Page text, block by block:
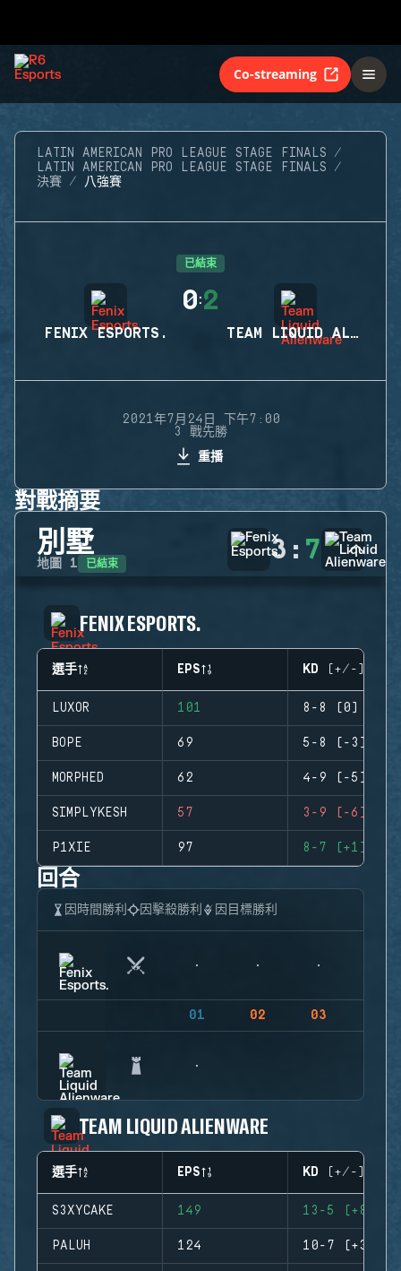
Co-streaming
LATIN AMERICAN PRO LEAGUE STAGE FINALS
LATIN AMERICAN PRO LEAGUE STAGE FINALS
決賽
八強賽
已結束
FENIX ESPORTS.
0:2
TEAM LIQUID ALIENWARE
2021年7月24日 下午7:00
3 戰先勝
重播
對戰摘要
別墅
地圖 1 已結束 3 : 7
FENIX ESPORTS.
選手 EPS KD (+/-)
LUXOR 101 8-8 (0)
BOPE 69 5-8 (-3)
MORPHED 62 4-9 (-5)
SIMPLYKESH 57 3-9 (-6)
P1XIE 97 8-7 (+1)
回合
因時間勝利 因擊殺勝利 因目標勝利
01 02 03
TEAM LIQUID ALIENWARE
選手 EPS KD (+/-)
S3XYCAKE 149 13-5 (+8)
PALUH 124 10-7 (+3)